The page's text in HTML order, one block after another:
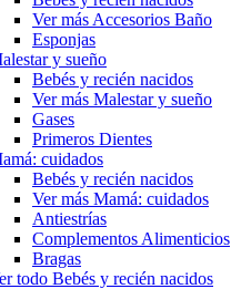
Ver más Accesorios Baño
Esponjas
y sueño
Bebés y recién nacidos
Ver más Malestar y sueño
Gases
Primeros Dientes
cuidados
Bebés y recién nacidos
Ver más Mamá: cuidados
Antiestrías
Complementos Alimenticios
Bragas
todo Bebés y recién nacidos